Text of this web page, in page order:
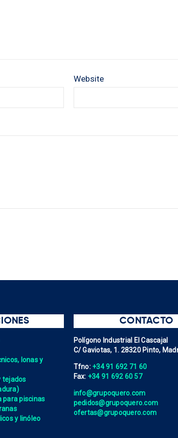
Website
lonas y
tejados
para piscinas
y linóleo
CONTACTO
Polígono Industrial El Cascajal
C/ Gaviotas, 1. 28320 Pinto,
Tfno: +34 91 692 71 60
Fax: +34 91 692 60 57
info@grupoquero.com
pedidos@grupoquero.com
ofertas@grupoquero.com